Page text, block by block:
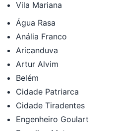
Vila Mariana
Água Rasa
Anália Franco
Aricanduva
Artur Alvim
Belém
Cidade Patriarca
Cidade Tiradentes
Engenheiro Goulart